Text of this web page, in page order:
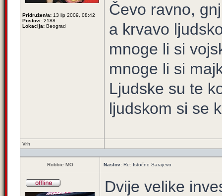
Pridružen/a: 13 lip 2009, 08:42
Postovi: 2188
Lokacija: Beograd
Čevo ravno,
a krvavo
mnoge li si
mnoge li si
Ljudske su te
ljudskom si se
Vrh
Robbie MO Naslov: Re: Istočno Sarajevo
Dvije velike